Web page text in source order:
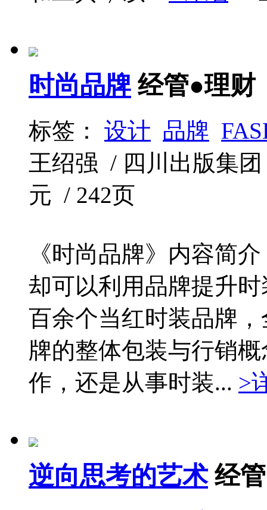
时尚品牌 经管●理财
标签： 设计 品牌
王绍强 / 四川出版集
元 / 242页
《时尚品牌》内容简
却可以利用品牌提升
百余个当红时装品牌
牌的整体包装与行销
作，还是从事时装... >
逆向思考的艺术 经